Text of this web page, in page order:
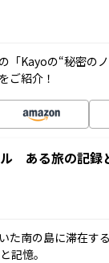
「Kayoの“秘密の
ご紹介！
ル ある旅の記
た南の島に滞在す
記憶。